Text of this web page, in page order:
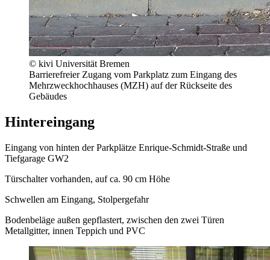
© kivi Universität Bremen
Barrierefreier Zugang vom Parkplatz zum Eingang des
Mehrzweckhochhauses (MZH) auf der Rückseite des
Gebäudes
Hintereingang
Eingang von hinten der Parkplätze Enrique-Schmidt-Straße und
Tiefgarage GW2
Türschalter vorhanden, auf ca. 90 cm Höhe
Schwellen am Eingang, Stolpergefahr
Bodenbeläge außen gepflastert, zwischen den zwei Türen
Metallgitter, innen Teppich und PVC